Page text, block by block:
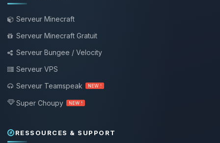
Serveur Minecraft
Serveur Minecraft Gratuit
Serveur Bungee / Velocity
Serveur VPS
Serveur Teamspeak
NEW !
Super Choupy NEW !
RESSOURCES & SUPPORT